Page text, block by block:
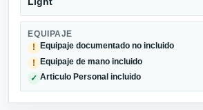
EQUIPAJE
!
Equipaje documentado no incluido
! Equipaje de mano incluido
✓ Articulo Personal incluido